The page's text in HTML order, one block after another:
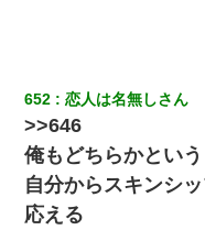
ークですね！」俺（！？）
居酒屋にて。兄の紹介者
理です！」酷すぎるワー
し「お勘定です。逃がし
せたら...
652 恋人は名無しさん
>>646
俺もどちらかとい
自分からスキンシ
応える